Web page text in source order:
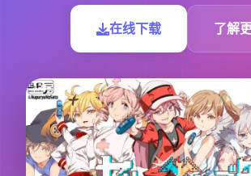
在线下载 了解